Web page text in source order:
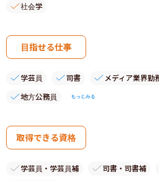
社会学
目指せる仕事
学芸員 司書 メディア業界勤
地方公務員
もっとみる
取得できる資格
学芸員・学芸員補 司書・司書補